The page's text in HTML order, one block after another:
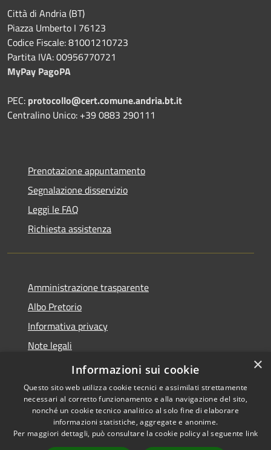
Città di Andria (BT)
Piazza Umberto I 76123
Codice Fiscale: 81001210723
Partita IVA: 00956770721
MyPay PagoPA
PEC: protocollo@cert.comune.andria.bt.it
Centralino Unico: +39 0883 290111
Prenotazione appuntamento
Segnalazione disservizio
Leggi le FAQ
Richiesta assistenza
Amministrazione trasparente
Albo Pretorio
Informativa privacy
Note legali
Dichiarazione di accessibilità
Accessibilità
Copyright © 2026 • Città di
Andria • Powered by
×
Informazioni sui cookie
Questo sito web utilizza cookie tecnici e assimilati strettamente
necessari al corretto funzionamento e alla navigazione del sito,
nonché un cookie tecnico analitico al solo fine di elaborare
informazioni statistiche, aggregate e anonime.
Per maggiori dettagli, può consultare la cookie policy al seguente link